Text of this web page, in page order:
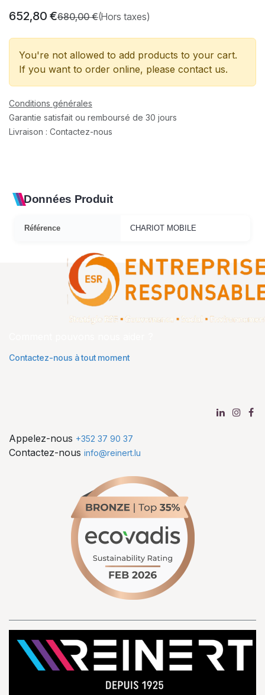
652,80 €680,00€(Hors taxes)
You're not allowed to add products to your cart.
If you want to order online, please contact us.
Conditions générales
Garantie satisfait ou remboursé de 30 jours
Livraison : Contactez-nous
Données Produit
Référence CHARIOT MOBILE
Contactez-nous à tout moment
Appelez-nous +352 37 90 37
Contactez-nous info@reinert.lu